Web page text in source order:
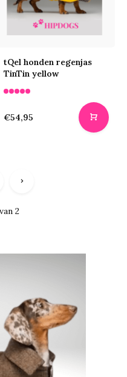
tQel honden regenjas
TinTin yellow
€54,95
2